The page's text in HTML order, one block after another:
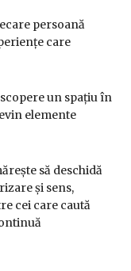
persoană
care
un spațiu în
elemente
să deschidă
și sens,
cei care caută